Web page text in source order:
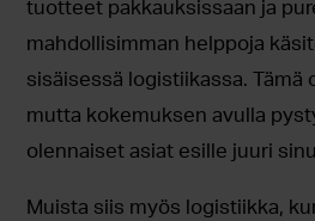
tuotteet pakkauksissaan ja
mahdollisimman helppoja
sisäisessä logistiikassa. Tämä
mutta kokemuksen avulla
olennaiset asiat esille juuri
Muista siis myös logistiikka,